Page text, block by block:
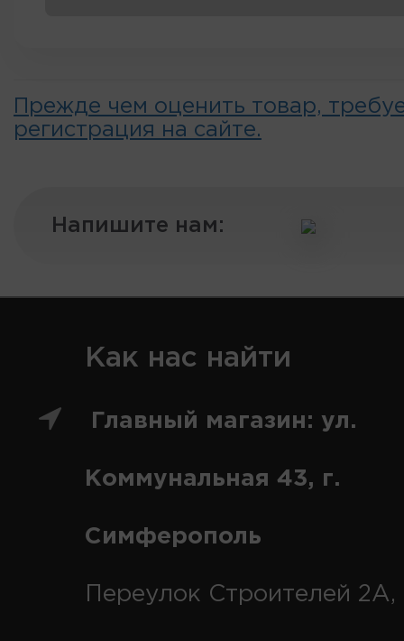
Прежде чем оценить товар,
регистрация на сайте.
Напишите нам:
Как нас найти
Главный магазин: ул.
Коммунальная 43, г.
Симферополь
Переулок Строителей 2А,